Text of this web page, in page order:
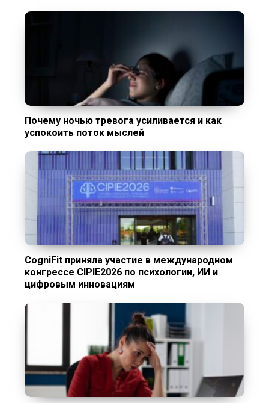
Почему ночью тревога усиливается и как
успокоить поток мыслей
CogniFit приняла участие в международном
конгрессе CIPIE2026 по психологии, ИИ и
цифровым инновациям